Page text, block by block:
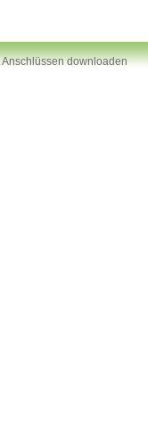
Anschlüssen downloaden